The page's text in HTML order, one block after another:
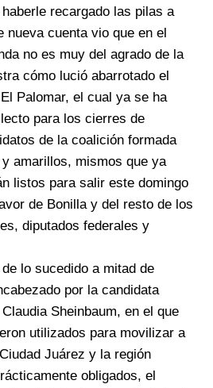
recargado las pilas a
nueva cuenta vio que en el
no es muy del agrado de la
cómo lució abarrotado el
Palomar, el cual ya se ha
para los cierres de
de la coalición formada
amarillos, mismos que ya
listos para salir este domingo
de Bonilla y del resto de los
diputados federales y
lo sucedido a mitad de
por la candidata
Sheinbaum, en el que
utilizados para movilizar a
Juárez y la región
obligados, el